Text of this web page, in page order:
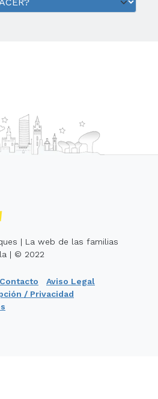
| La web de las familias
| © 2022
Contacto
Aviso Legal
/ Privacidad